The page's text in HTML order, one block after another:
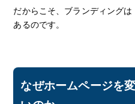
だからこそ、ブランディングは
あるのです。
なぜホームページを